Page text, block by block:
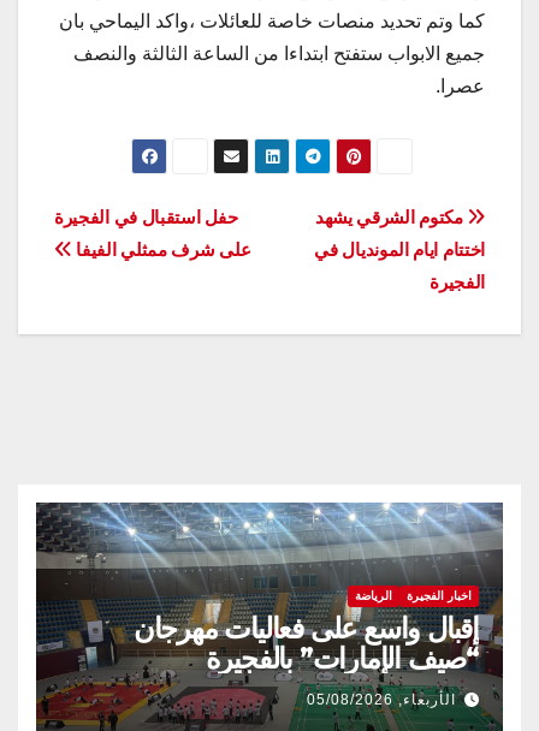
كما وتم تحديد منصات خاصة للعائلات ،واكد اليماحي بان
جميع الابواب ستفتح ابتداءا من الساعة الثالثة والنصف
عصرا.
تصفّح
المقالات
حفل استقبال في الفجيرة
على شرف ممثلي الفيفا
مكتوم الشرقي يشهد
اختتام ايام المونديال في
الفجيرة
اخبار الفجيرة الرياضة
إقبال واسع على فعاليات مهرجان
“صيف الإمارات” بالفجيرة
الأربعاء, 05/08/2026